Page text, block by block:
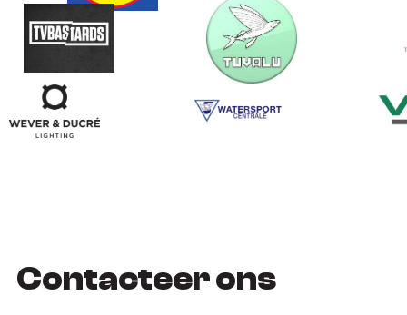
Contacteer ons